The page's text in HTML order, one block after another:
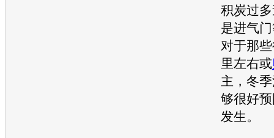
积炭过
是进气
对于那
里左右或
主，冬
够很好
发生。